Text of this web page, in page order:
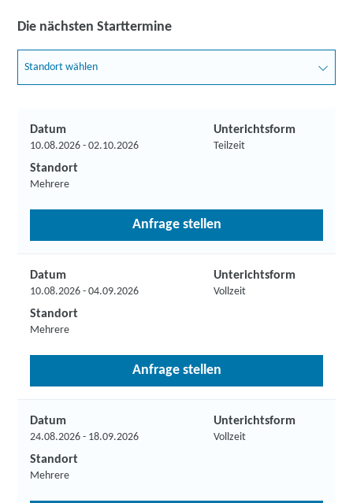
Die nächsten Starttermine
Standort wählen
Datum
10.08.2026 - 02.10.2026
Unterichtsform
Teilzeit
Standort
Mehrere
Anfrage stellen
Datum
10.08.2026 - 04.09.2026
Unterichtsform
Vollzeit
Standort
Mehrere
Anfrage stellen
Datum
24.08.2026 - 18.09.2026
Unterichtsform
Vollzeit
Standort
Mehrere